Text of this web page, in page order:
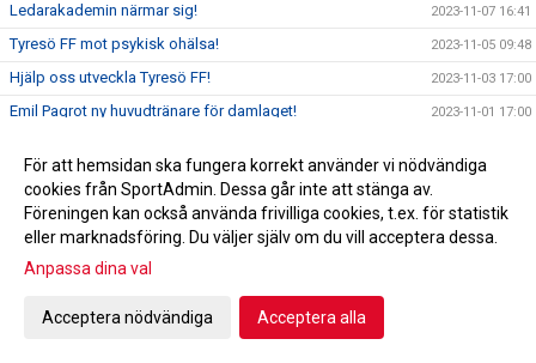
Ledarakademin närmar sig! 2023-11-07 16:41
Tyresö FF mot psykisk ohälsa! 2023-11-05 09:48
Hjälp oss utveckla Tyresö FF! 2023-11-03 17:00
Emil Pagrot ny huvudtränare för damlaget! 2023-11-01 17:00
Höstlovscupen! 2023-10-29 10:43
Framtidsveckan| Investeringar i ungdomsverksamheten 2023-10-27 17:41
Jeppe Mauritzson ny blockansvarig! 2023-10-26 17:00
Erik Barrulf ny blockansvarig!
Philipe Njoo ny blockansvarig!
För att hemsidan ska fungera korrekt använder vi nödvändiga
cookies från SportAdmin. Dessa går inte att stänga av.
Föreningen kan också använda frivilliga cookies, t.ex. för statistik
eller marknadsföring. Du väljer själv om du vill acceptera dessa.
Anpassa dina val
Acceptera nödvändiga Acceptera alla